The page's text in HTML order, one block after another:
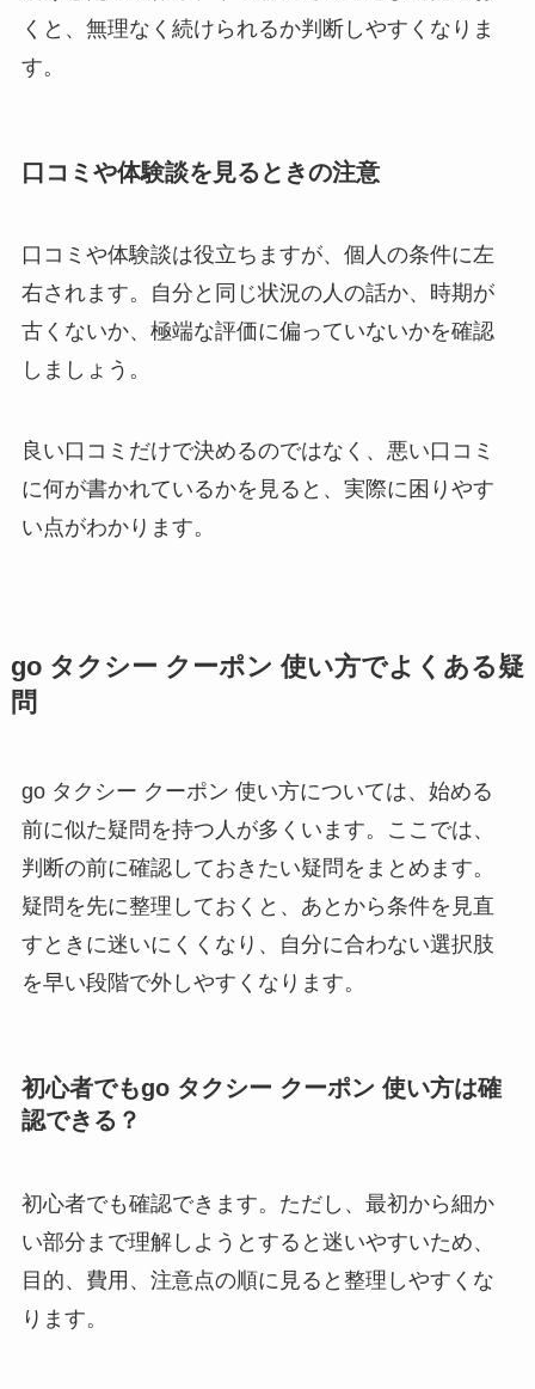
くと、無理なく続けられるか判断しやすくなりま
す。
口コミや体験談を見るときの注意
口コミや体験談は役立ちますが、個人の条件に左
右されます。自分と同じ状況の人の話か、時期が
古くないか、極端な評価に偏っていないかを確認
しましょう。
良い口コミだけで決めるのではなく、悪い口コミ
に何が書かれているかを見ると、実際に困りやす
い点がわかります。
go タクシー クーポン 使い方でよくある疑
問
go タクシー クーポン 使い方については、始める
前に似た疑問を持つ人が多くいます。ここでは、
判断の前に確認しておきたい疑問をまとめます。
疑問を先に整理しておくと、あとから条件を見直
すときに迷いにくくなり、自分に合わない選択肢
を早い段階で外しやすくなります。
初心者でもgo タクシー クーポン 使い方は確
認できる？
初心者でも確認できます。ただし、最初から細か
い部分まで理解しようとすると迷いやすいため、
目的、費用、注意点の順に見ると整理しやすくな
ります。